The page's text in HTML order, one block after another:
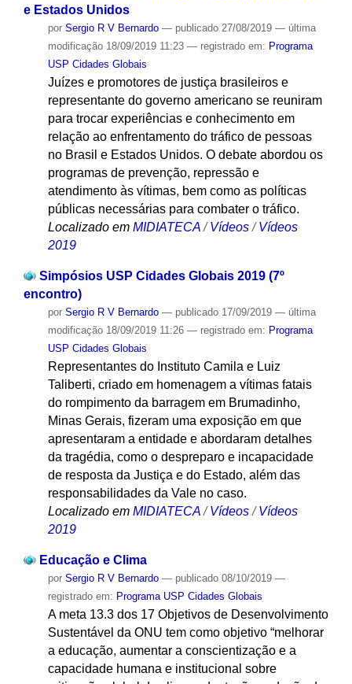
e Estados Unidos
por Sergio R V Bernardo — publicado27/08/2019 — última
modificação18/09/2019 11:23 — registrado em: Programa
USP Cidades Globais
Juízes e promotores de justiça brasileiros e
representante do governo americano se reuniram
para trocar experiências e conhecimento em
relação ao enfrentamento do tráfico de pessoas
no Brasil e Estados Unidos. O debate abordou os
programas de prevenção, repressão e
atendimento às vítimas, bem como as políticas
públicas necessárias para combater o tráfico.
Localizado em MIDIATECA /Vídeos /Vídeos
2019
Simpósios USP Cidades Globais 2019 (7º
encontro)
por Sergio R V Bernardo — publicado17/09/2019 — última
modificação18/09/2019 11:26 — registrado em: Programa
USP Cidades Globais
Representantes do Instituto Camila e Luiz
Taliberti, criado em homenagem a vítimas fatais
do rompimento da barragem em Brumadinho,
Minas Gerais, fizeram uma exposição em que
apresentaram a entidade e abordaram detalhes
da tragédia, como o despreparo e incapacidade
de resposta da Justiça e do Estado, além das
responsabilidades da Vale no caso.
Localizado em MIDIATECA /Vídeos /Vídeos
2019
Educação e Clima
por Sergio R V Bernardo — publicado08/10/2019 —
registrado em: Programa USP Cidades Globais
A meta 13.3 dos 17 Objetivos de Desenvolvimento
Sustentável da ONU tem como objetivo “melhorar
a educação, aumentar a conscientização e a
capacidade humana e institucional sobre